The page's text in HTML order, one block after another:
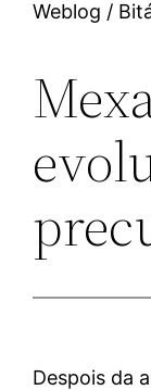
Weblog /
Despois da